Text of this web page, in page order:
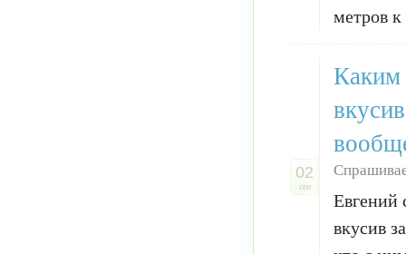
метров к
02
сен
Каким
Евгений
вкусив